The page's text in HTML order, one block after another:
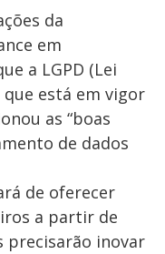
da
em
a LGPD (Lei
que está em vigor
as “boas
de dados
de oferecer
a partir de
precisarão inovar